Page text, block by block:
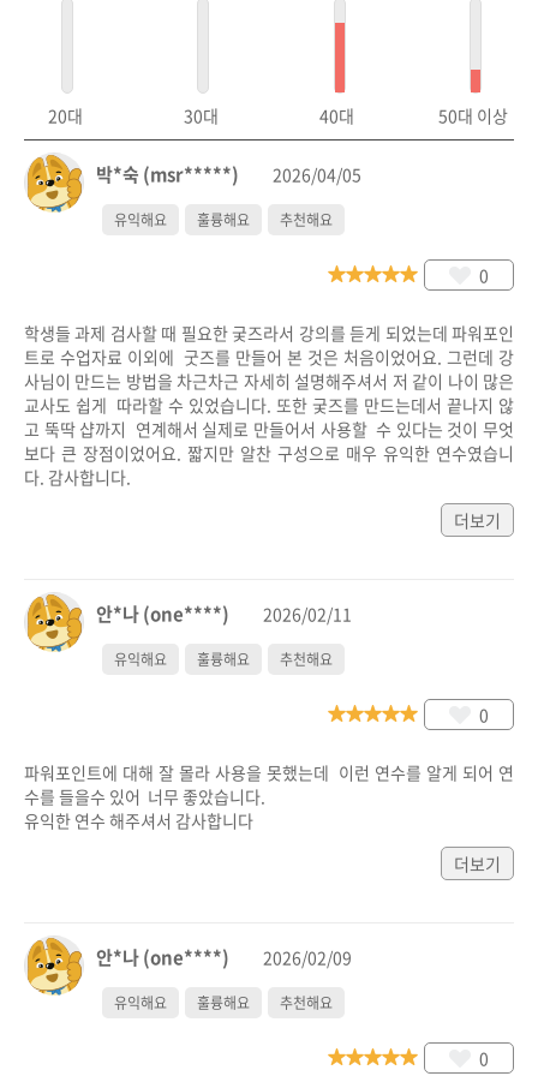
20대 30대 40대 50대 이상
박*숙 (msr*****) 2026/04/05
유익해요 훌륭해요 추천해요
0
학생들 과제 검사할 때 필요한 궂즈라서 강의를 듣게 되었는데 파워포인
트로 수업자료 이외에  굿즈를 만들어 본 것은 처음이었어요. 그런데 강
사님이 만드는 방법을 차근차근 자세히 설명해주셔서 저 같이 나이 많은
교사도 쉽게  따라할 수 있었습니다. 또한 궂즈를 만드는데서 끝나지 않
고 뚝딱 샵까지  연계해서 실제로 만들어서 사용할  수 있다는 것이 무엇
보다 큰 장점이었어요. 짧지만 알찬 구성으로 매우 유익한 연수였습니
다. 감사합니다.
더보기
안*나 (one****) 2026/02/11
유익해요 훌륭해요 추천해요
0
파워포인트에 대해 잘 몰라 사용을 못했는데  이런 연수를 알게 되어 연
수를 들을수 있어  너무 좋았습니다.
유익한 연수 해주셔서 감사합니다
더보기
안*나 (one****) 2026/02/09
유익해요 훌륭해요 추천해요
0